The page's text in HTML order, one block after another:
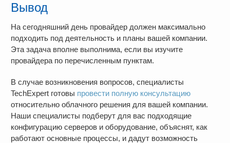
Вывод
На сегодняшний день провайдер должен максимально
подходить под деятельность и планы вашей компании.
Эта задача вполне выполнима, если вы изучите
провайдера по перечисленным пунктам.
В случае возникновения вопросов, специалисты
TechExpert готовы провести полную консультацию
относительно облачного решения для вашей компании.
Наши специалисты подберут для вас подходящие
конфигурацию серверов и оборудование, объяснят, как
работают основные процессы, и дадут возможность